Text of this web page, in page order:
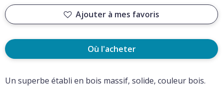
Ajouter à mes favoris
Où l'acheter
Un superbe établi en bois massif, solide, couleur bois.